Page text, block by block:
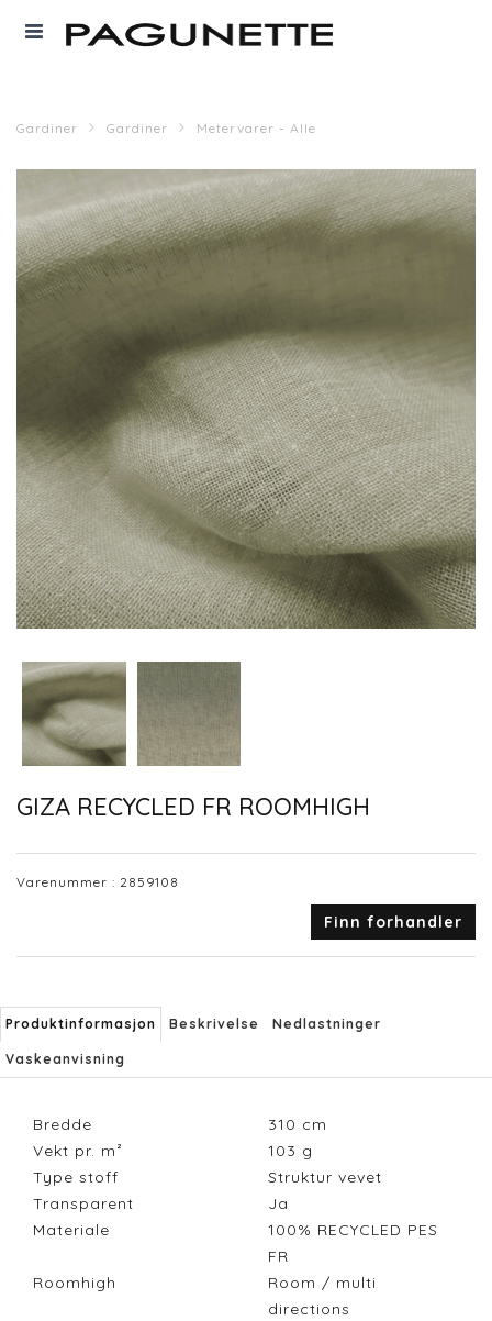
Gardiner Gardiner Metervarer - Alle
GIZA RECYCLED FR ROOMHIGH
Varenummer : 2859108
Finn forhandler
Produktinformasjon Beskrivelse Nedlastninger
Vaskeanvisning
Bredde 310 cm
Vekt pr. m²
103 g
Type stoff
Struktur vevet
Transparent
Ja
Materiale
100% RECYCLED PES
FR
Roomhigh
Room / multi
directions